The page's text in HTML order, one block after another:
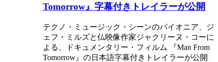
Tomorrow』字幕付きトレイラーが公開
テクノ・ミュージック・シーンのパイオニア、ジ
ェフ・ミルズと仏映像作家ジャクリーヌ・コーに
よる、ドキュメンタリー・フィルム 『Man From
Tomorrow』の日本語字幕付きトレイラーが公開